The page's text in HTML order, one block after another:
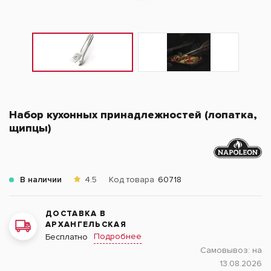
Набор кухонных принадлежностей (лопатка,
щипцы)
В наличии 4.5 Код товара 60718
ДОСТАВКА В
АРХАНГЕЛЬСКАЯ
Бесплатно
Подробнее
Самовывоз: на
13.08.2026